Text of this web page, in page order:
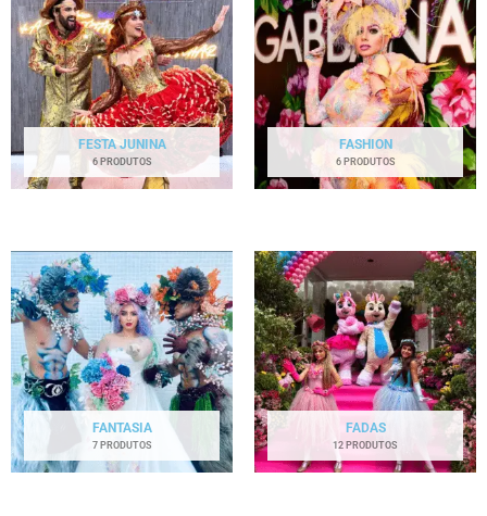
FESTA JUNINA
6 PRODUTOS
FASHION
6 PRODUTOS
FANTASIA
7 PRODUTOS
FADAS
12 PRODUTOS